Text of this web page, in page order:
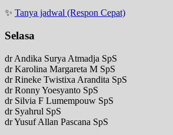
✨ Tanya jadwal (Respon Cepat)
Selasa
dr Andika Surya Atmadja SpS
dr Karolina Margareta M SpS
dr Rineke Twistixa Arandita SpS
dr Ronny Yoesyanto SpS
dr Silvia F Lumempouw SpS
dr Syahrul SpS
dr Yusuf Allan Pascana SpS